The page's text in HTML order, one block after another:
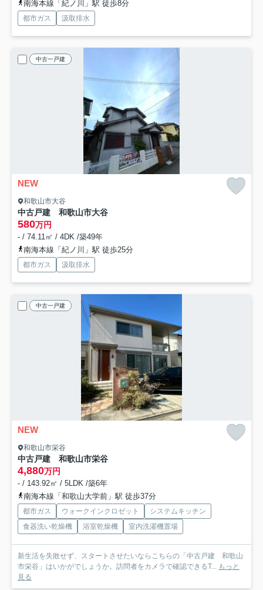
南海本線「紀ノ川」駅 徒歩8分
都市ガス 汲取排水
中古一戸建
NEW
和歌山市大谷
中古戸建 和歌山市大谷
580万円
- / 74.11㎡ / 4DK /築49年
南海本線「紀ノ川」駅 徒歩25分
都市ガス 汲取排水
中古一戸建
NEW
和歌山市栄谷
中古戸建 和歌山市栄谷
4,880万円
- / 143.92㎡ / 5LDK /築6年
南海本線「和歌山大学前」駅 徒歩37分
都市ガス ウォークインクロゼット
システムキッチン
食器洗い乾燥機
浴室乾燥機 室内洗濯機置場
新生活を失敗せず、スタートさせたいならこちらの「中古戸建 和歌山
市栄谷」はいかがでしょうか。訪問者をカメラで確認できるT... もっと
見る